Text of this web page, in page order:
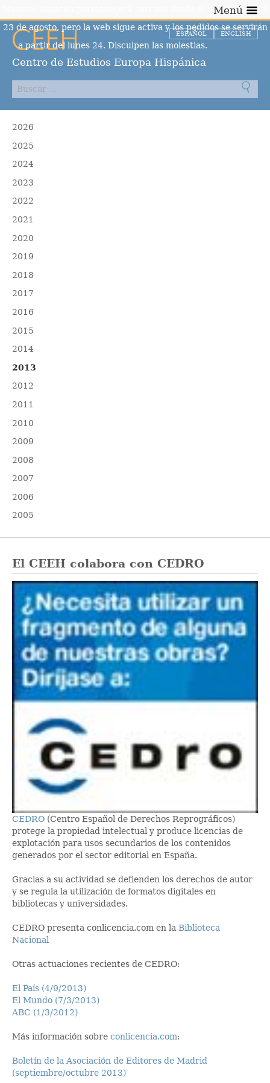
Centro de Estudios Europa Hispánica
ESPAÑOL ENGLISH
Menú
2026
2025
2024
2023
2022
2021
2020
2019
2018
2017
2016
2015
2014
2013
2012
2011
2010
2009
2008
2007
2006
2005
El CEEH colabora con CEDRO
CEDRO (Centro Español de Derechos Reprográficos)
protege la propiedad intelectual y produce licencias de
explotación para usos secundarios de los contenidos
generados por el sector editorial en España.
Gracias a su actividad se defienden los derechos de autor
y se regula la utilización de formatos digitales en
bibliotecas y universidades.
CEDRO presenta conlicencia.com en la Biblioteca
Nacional
Otras actuaciones recientes de CEDRO:
El País (4/9/2013)
El Mundo (7/3/2013)
ABC (1/3/2012)
Más información sobre conlicencia.com:
Boletín de la Asociación de Editores de Madrid
(septiembre/octubre 2013)
Nuestro almacén permanecerá cerrado desde el día 10 hasta el
23 de agosto, pero la web sigue activa y los pedidos se servirán
a partir del lunes 24. Disculpen las molestias.